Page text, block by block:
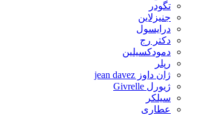
تگودر
جنیزلاین
درایسول
دکتر رج
دمودکسیلین
رپلر
ژان داوز jean davez
ژیورل Givrelle
سیلکر
عطاری